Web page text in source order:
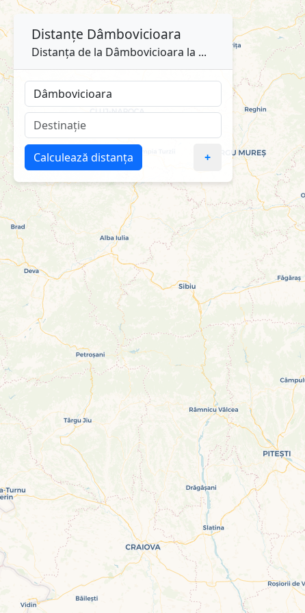
Distanțe Dâmbovicioara
Distanța de la Dâmbovicioara la ...
Calculează distanța +